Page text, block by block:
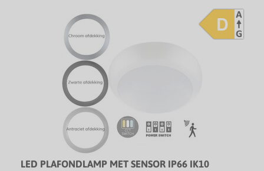
D
LED PLAFONDLAMP MET SENSOR IP66 IK10